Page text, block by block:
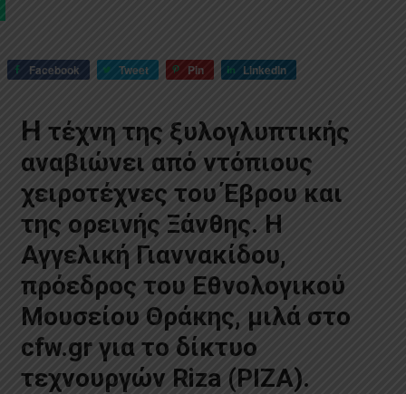
Facebook Tweet Pin LinkedIn
Η τέχνη της ξυλογλυπτικής
αναβιώνει από ντόπιους
χειροτέχνες του Έβρου και
της ορεινής Ξάνθης. Η
Αγγελική Γιαννακίδου,
πρόεδρος του Εθνολογικού
Mουσείου Θράκης, μιλά στο
cfw.gr για το δίκτυο
τεχνουργών Riza (ΡΙΖΑ).